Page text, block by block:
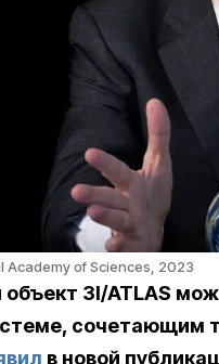
Academy of Sciences, 2023
3I/ATLAS
сочетающим
в новой